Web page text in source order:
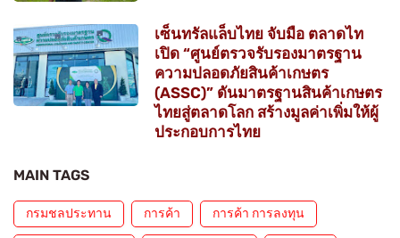
เซ็นทรัลแล็บไทย จับมือ ตลาดไท
เปิด “ศูนย์ตรวจรับรองมาตรฐาน
ความปลอดภัยสินค้าเกษตร
(ASSC)” ดันมาตรฐานสินค้าเกษตร
ไทยสู่ตลาดโลก สร้างมูลค่าเพิ่มให้ผู้
ประกอบการไทย
MAIN TAGS
กรมชลประทาน การค้า การค้า การลงทุน